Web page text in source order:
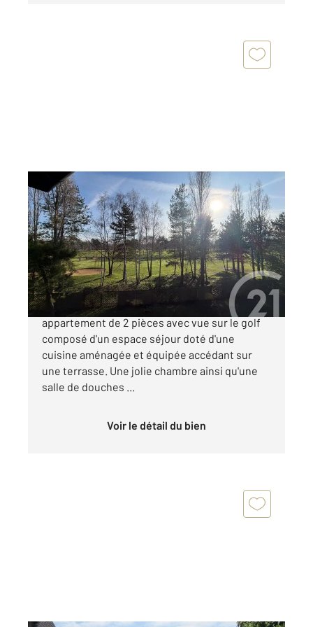
DEAUVILLE 14
26,70 m2, 2 pièces
Ref : 5427
Appartement F2 à vendre
155 000 €
A Deauville, résidence du golf Bel
appartement de 2 pièces avec vue sur le golf
composé d'un espace séjour doté d'une
cuisine aménagée et équipée accédant sur
une terrasse. Une jolie chambre ainsi qu'une
salle de douches ...
Voir le détail du bien